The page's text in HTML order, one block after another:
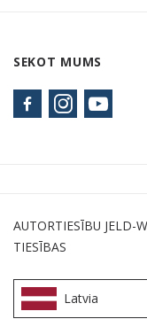
SEKOT MUMS
AUTORTIESĪBU JELD-
TIESĪBAS
Latvia